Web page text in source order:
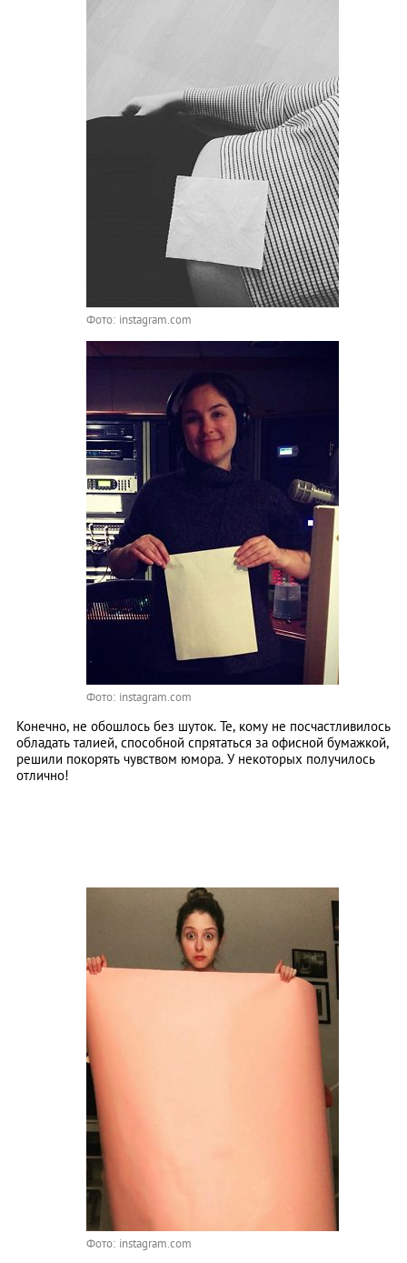
Фото: instagram.com
Фото: instagram.com
Конечно, не обошлось без шуток. Те, кому не посчастливилось
обладать талией, способной спрятаться за офисной бумажкой,
решили покорять чувством юмора. У некоторых получилось
отлично!
Фото: instagram.com